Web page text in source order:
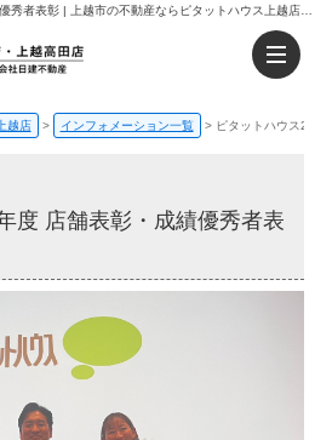
越店 > インフォメーション一覧 > ピタットハウス
度 店舗表彰・成績優秀者表